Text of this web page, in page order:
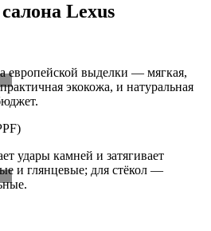
Lexus
европейской выделки — мягкая,
экокожа, и натуральная
удары камней и затягивает
и глянцевые; для стёкол —